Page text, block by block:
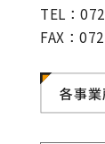
TEL：
FAX：